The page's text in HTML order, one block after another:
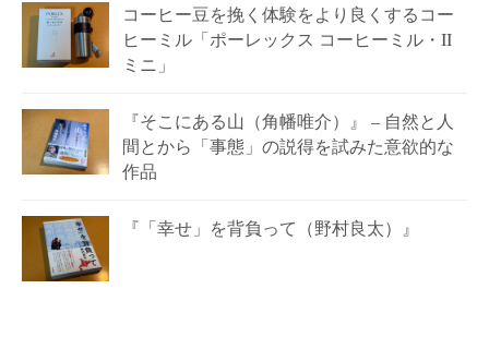
コーヒー豆を挽く体験をより良くするコー
ヒーミル「ポーレックス コーヒーミル・II
ミニ」
『そこにある山（角幡唯介）』 – 自然と人
間とから「事態」の説得を試みた意欲的な
作品
『「幸せ」を背負って（野村良太）』